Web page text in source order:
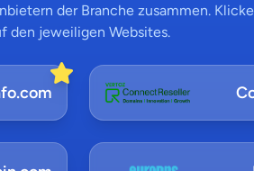
der Branche zusammen.
den jeweiligen Websites.